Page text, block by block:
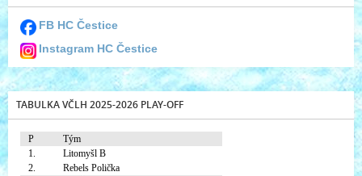
FB HC Čestice
Instagram HC Čestice
TABULKA VČLH 2025-2026 PLAY-OFF
P
Tým
1.
Litomyšl B
2.
Rebels Polička